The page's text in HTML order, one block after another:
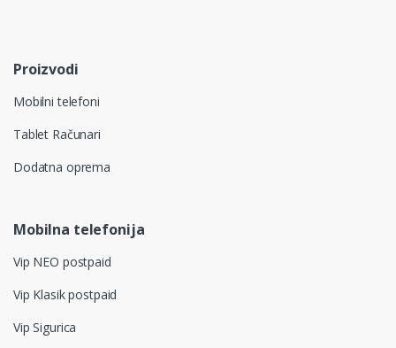
Proizvodi
Mobilni telefoni
Tablet Računari
Dodatna oprema
Mobilna telefonija
Vip NEO postpaid
Vip Klasik postpaid
Vip Sigurica